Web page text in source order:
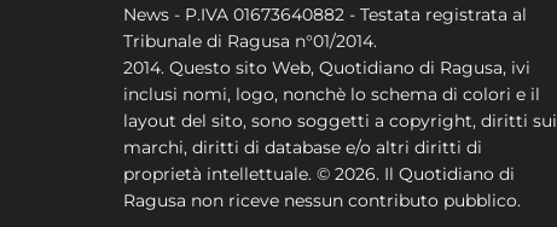
News - P.IVA 01673640882 - Testata registrata al
Tribunale di Ragusa n°01/2014.
2014. Questo sito Web, Quotidiano di Ragusa, ivi
inclusi nomi, logo, nonchè lo schema di colori e il
layout del sito, sono soggetti a copyright, diritti sui
marchi, diritti di database e/o altri diritti di
proprietà intellettuale. © 2026. Il Quotidiano di
Ragusa non riceve nessun contributo pubblico.